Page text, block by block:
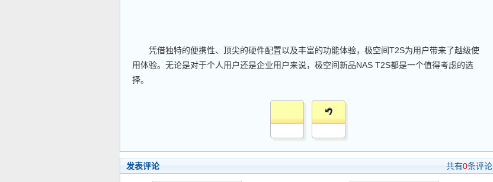
凭借独特的便携性、顶尖的硬件配置以及丰富的功能体验，极空间T2S为用户带来了越级使
用体验。无论是对于个人用户还是企业用户来说，极空间新品NAS T2S都是一个值得考虑的选
择。
发表评论 共有0条评论